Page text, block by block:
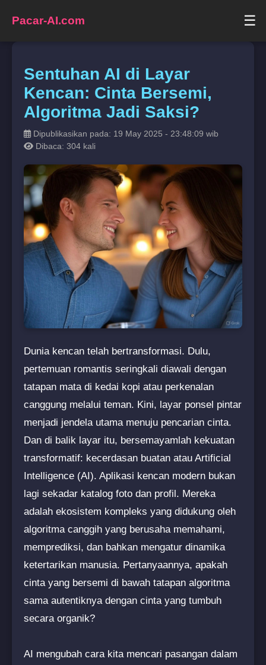
Pacar-AI.com ☰
Sentuhan AI di Layar
Kencan: Cinta Bersemi,
Algoritma Jadi Saksi?
Dipublikasikan pada: 19 May 2025 - 23:48:09 wib
Dibaca: 304 kali
Dunia kencan telah bertransformasi. Dulu,
pertemuan romantis seringkali diawali dengan
tatapan mata di kedai kopi atau perkenalan
canggung melalui teman. Kini, layar ponsel pintar
menjadi jendela utama menuju pencarian cinta.
Dan di balik layar itu, bersemayamlah kekuatan
transformatif: kecerdasan buatan atau Artificial
Intelligence (AI). Aplikasi kencan modern bukan
lagi sekadar katalog foto dan profil. Mereka
adalah ekosistem kompleks yang didukung oleh
algoritma canggih yang berusaha memahami,
memprediksi, dan bahkan mengatur dinamika
ketertarikan manusia. Pertanyaannya, apakah
cinta yang bersemi di bawah tatapan algoritma
sama autentiknya dengan cinta yang tumbuh
secara organik?
AI mengubah cara kita mencari pasangan dalam